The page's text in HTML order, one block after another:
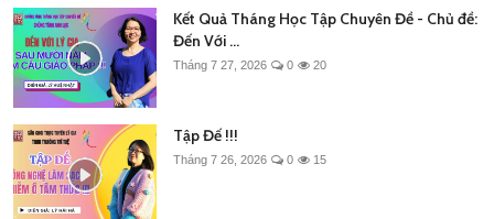
Kết Quả Tháng Học Tập Chuyên Đề - Chủ đề:
Đến Với ...
Tháng 7 27, 2026 0 20
Tập Đế !!!
Tháng 7 26, 2026 0 15